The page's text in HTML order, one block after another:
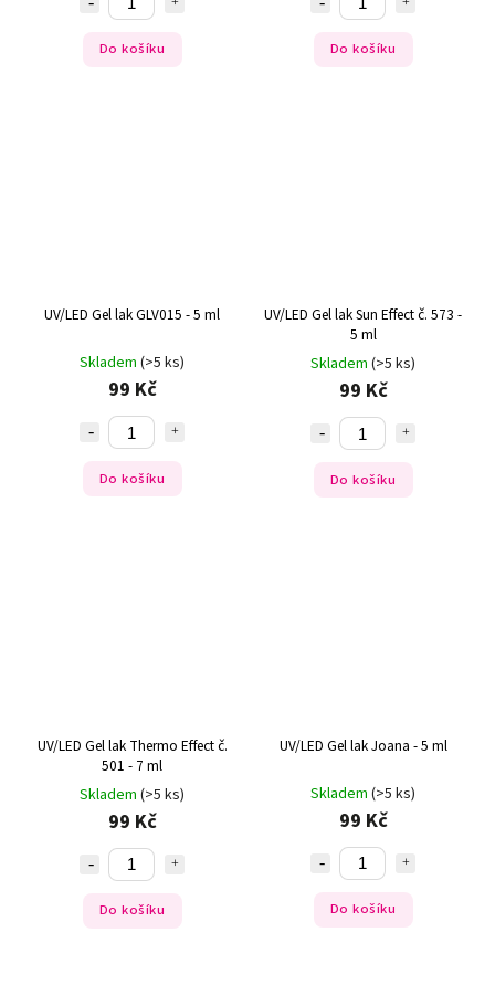
Do košíku Do košíku
UV/LED Gel lak GLV015 - 5 ml
Skladem (>5 ks)
99 Kč
Do košíku
UV/LED Gel lak Sun Effect č. 573 -
5 ml
Skladem (>5 ks)
99 Kč
Do košíku
UV/LED Gel lak Thermo Effect č.
501 - 7 ml
Skladem (>5 ks)
99 Kč
Do košíku
UV/LED Gel lak Joana - 5 ml
Skladem (>5 ks)
99 Kč
Do košíku